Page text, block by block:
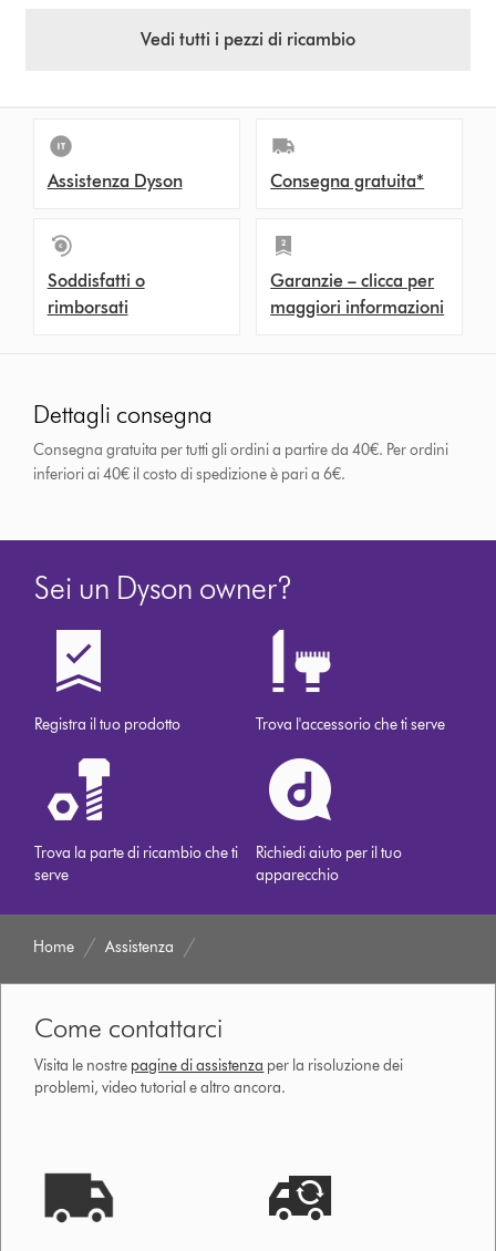
Vedi tutti i pezzi di ricambio
Assistenza Dyson Consegna gratuita*
Soddisfatti o
rimborsati
Garanzie – clicca per
maggiori informazioni
Dettagli consegna
Consegna gratuita per tutti gli ordini a partire da 40€. Per ordini
inferiori ai 40€ il costo di spedizione è pari a 6€.
Sei un Dyson owner?
Registra il tuo prodotto Trova l'accessorio che ti serve
Trova la parte di ricambio che ti
serve
Richiedi aiuto per il tuo
apparecchio
Home Assistenza
Come contattarci
Visita le nostre pagine di assistenza per la risoluzione dei
problemi, video tutorial e altro ancora.